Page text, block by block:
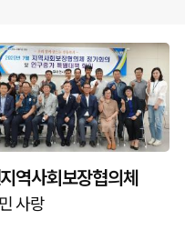
역사회보장협의체
사랑